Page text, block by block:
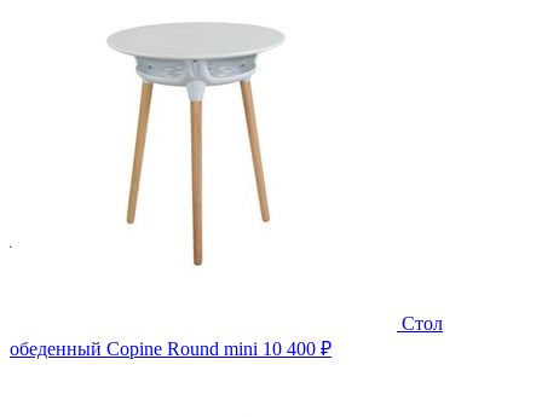
Стол
обеденный Copine Round mini 10 400 ₽